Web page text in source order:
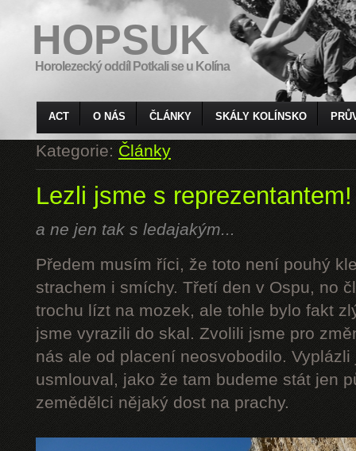
HOPSUK
Horolezecký oddíl Potkali se u Kolína
ACT O NÁS ČLÁNKY SKÁLY KOLÍNSKO
Kategorie:Články
Lezli jsme s reprezentantem!
a ne jen tak s ledajakým...
Předem musím říci, že toto není pouhý
strachem i smíchy. Třetí den v Ospu, no
trochu lízt na mozek, ale tohle bylo fakt
jsme vyrazili do skal. Zvolili jsme pro
nás ale od placení neosvobodilo.
usmlouval, jako že tam budeme stát jen
zemědělci nějaký dost na prachy.